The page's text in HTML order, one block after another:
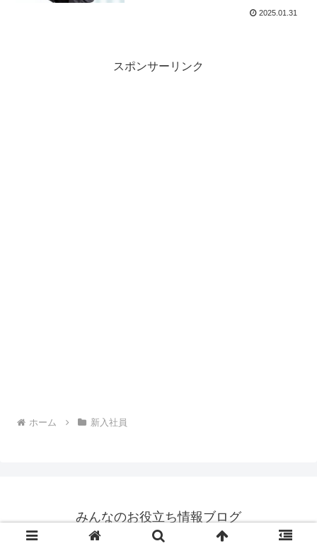
2025.01.31
スポンサーリンク
ホーム 新入社員
みんなのお役立ち情報ブログ
© 2024 みんなのお役立ち情報ブログ.